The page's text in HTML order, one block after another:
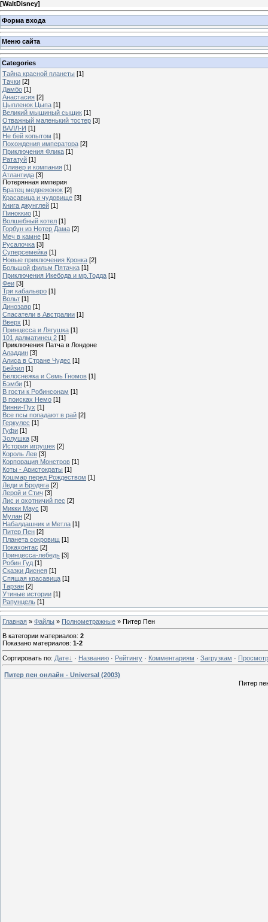
[WaltDisney]
Форма входа
Меню сайта
Categories
Тайна красной планеты [1]
Тачки [2]
Дамбо [1]
Анастасия [2]
Цыпленок Цыпа [1]
Великий мышиный сыщик [1]
Отважный маленький тостер [3]
ВАЛЛ-И [1]
Не бей копытом [1]
Похождения императора [2]
Приключения Флика [1]
Рататуй [1]
Оливер и компания [1]
Атлантида [3]
Потерянная империя
Братец медвежонок [2]
Красавица и чудовище [3]
Книга джунглей [1]
Пиноккио [1]
Волшебный котел [1]
Горбун из Нотер Дама [2]
Меч в камне [1]
Русалочка [3]
Суперсемейка [1]
Новые приключения Кронка [2]
Большой фильм Пятачка [1]
Приключения Икебода и мр.Тодда [1]
Феи [3]
Три кабальеро [1]
Вольт [1]
Динозавр [1]
Спасатели в Австралии [1]
Вверх [1]
Принцесса и Лягушка [1]
101 далматинец 2 [1]
Приключения Патча в Лондоне
Аладдин [3]
Алиса в Стране Чудес [1]
Бейзил [1]
Белоснежка и Семь Гномов [1]
Бэмби [1]
В гости к Робинсонам [1]
В поисках Немо [1]
Винни-Пух [1]
Все псы попадают в рай [2]
Геркулес [1]
Гуфи [1]
Золушка [3]
История игрушек [2]
Король Лев [3]
Корпорация Монстров [1]
Коты - Аристократы [1]
Кошмар перед Рождеством [1]
Леди и Бродяга [2]
Лерой и Стич [3]
Лис и охотничий пес [2]
Микки Маус [3]
Мулан [2]
Набалдашник и Метла [1]
Питер Пен [2]
Планета сокровищ [1]
Покахонтас [2]
Принцесса-лебедь [3]
Робин Гуд [1]
Сказки Диснея [1]
Спящая красавица [1]
Тарзан [2]
Утиные истории [1]
Рапунцель [1]
Главная » Файлы » Полнометражные » Питер Пен
В категории материалов: 2
Показано материалов: 1-2
Сортировать по: Дате · Названию · Рейтингу · Комментариям · Загрузкам ·
Питер пен онлайн - Universal (2003)
Питер